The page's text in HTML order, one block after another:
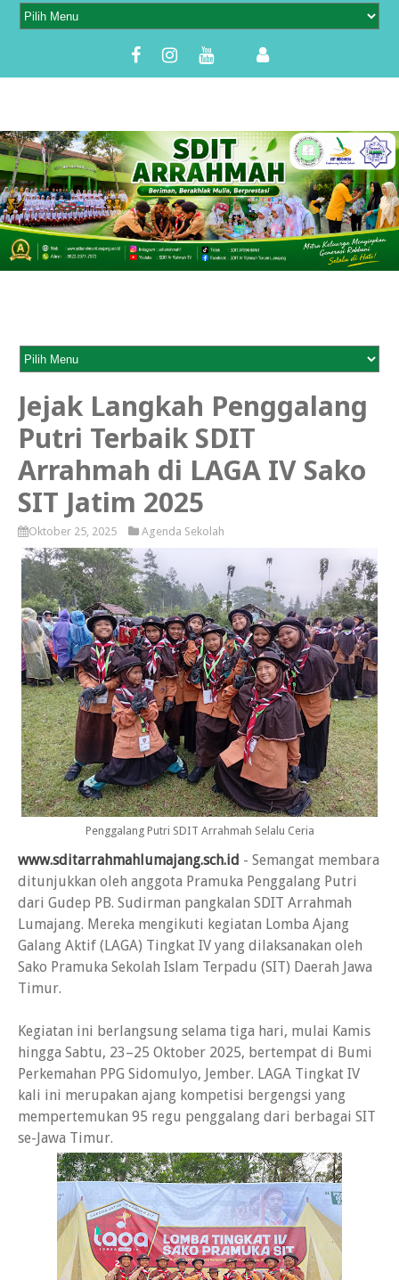
Jejak Langkah Penggalang
Putri Terbaik SDIT
Arrahmah di LAGA IV Sako
SIT Jatim 2025
Oktober 25, 2025 Agenda Sekolah
Penggalang Putri SDIT Arrahmah Selalu Ceria
www.sditarrahmahlumajang.sch.id - Semangat membara
ditunjukkan oleh anggota Pramuka Penggalang Putri
dari Gudep PB. Sudirman pangkalan SDIT Arrahmah
Lumajang. Mereka mengikuti kegiatan Lomba Ajang
Galang Aktif (LAGA) Tingkat IV yang dilaksanakan oleh
Sako Pramuka Sekolah Islam Terpadu (SIT) Daerah Jawa
Timur.
Kegiatan ini berlangsung selama tiga hari, mulai Kamis
hingga Sabtu, 23–25 Oktober 2025, bertempat di Bumi
Perkemahan PPG Sidomulyo, Jember. LAGA Tingkat IV
kali ini merupakan ajang kompetisi bergengsi yang
mempertemukan 95 regu penggalang dari berbagai SIT
se-Jawa Timur.